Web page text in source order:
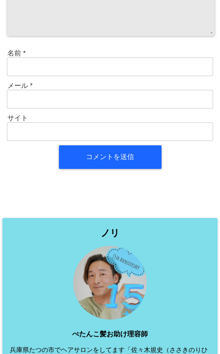
名前 *
メール *
サイト
ノリ
ぺたんこ髪お助け理容師
兵庫県たつの市でヘアサロンをしてます「佐々木規史（ささきのりひ